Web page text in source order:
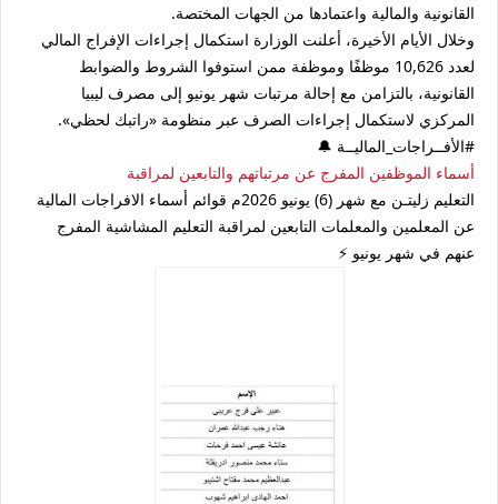
القانونية والمالية واعتمادها من الجهات المختصة.
وخلال الأيام الأخيرة، أعلنت الوزارة استكمال إجراءات الإفراج المالي
لعدد 10,626 موظفًا وموظفة
ممن استوفوا الشروط والضوابط
القانونية، بالتزامن مع إحالة مرتبات شهر يونيو إلى مصرف ليبيا
المركزي لاستكمال إجراءات الصرف عبر منظومة «راتبك لحظي».
#الأفــراجات_الماليــة 🔔
أسماء الموظفين المفرج عن مرتباتهم والتابعين لمراقبة
التعليم زليتـن مع شهر (6) يونيو 2026م قوائم أسماء الافراجات المالية
عن المعلمين والمعلمات التابعين لمراقبة التعليم المشاشية المفرج
عنهم في شهر يونيو ⚡